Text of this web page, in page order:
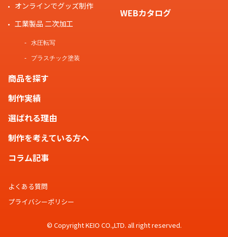
オンラインでグッズ制作
工業製品 二次加工
水圧転写
プラスチック塗装
商品を探す
制作実績
選ばれる理由
制作を考えている方へ
コラム記事
WEBカタログ
よくある質問
プライバシーポリシー
© Copyright KEIO CO.,LTD. all right reserved.